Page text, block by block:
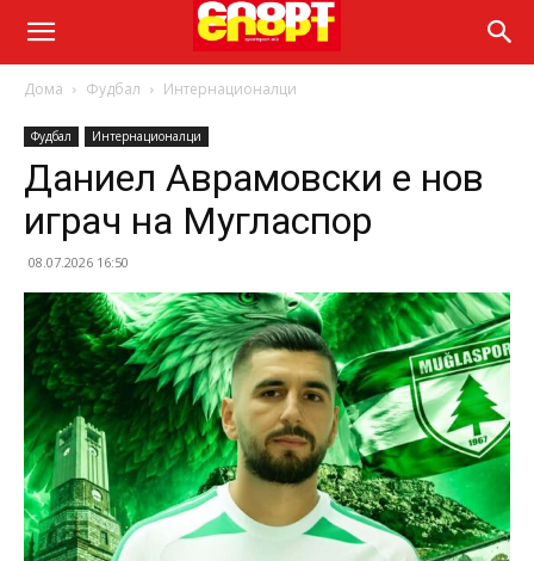
Дома Фудбал Интернационалци
Фудбал Интернационалци
Даниел Аврамовски е нов
играч на Мугласпор
08.07.2026 16:50